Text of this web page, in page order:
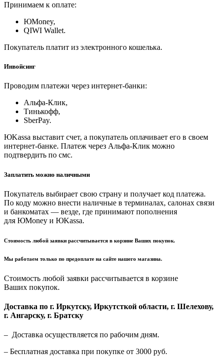
Принимаем к оплате:
ЮMoney,
QIWI Wallet.
Покупатель платит из электронного кошелька.
Инвойсинг
Проводим платежи через интернет-банки:
Альфа-Клик,
Тинькофф,
SberPay.
ЮKassa выставит счет, а покупатель оплачивает его в своем
интернет-банке. Платеж через Альфа-Клик можно
подтвердить по смс.
Заплатить можно наличными
Покупатель выбирает свою страну и получает код платежа.
По коду можно внести наличные в терминалах, салонах связи
и банкоматах — везде, где принимают пополнения
для ЮMoney и ЮKassa.
Стоимость любой заявки рассчитывается в корзине Ваших покупок.
Мы работаем только по предоплате на сайте нашего магазина.
Стоимость любой заявки рассчитывается в корзине
Ваших покупок.
Доставка по г. Иркутску, Иркутсткой области, г. Шелехову,
г. Ангарску, г. Братску
– Доставка осуществляется по рабочим дням.
– Бесплатная доставка при покупке от 3000 руб.